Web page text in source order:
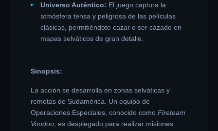
Universo Auténtico: El juego captura la
atmósfera tensa y peligrosa de las películas
clásicas, permitiéndote cazar o ser cazado en
mapas selváticos de gran detalle.
Sinopsis:
La acción se desarrolla en zonas selváticas y
remotas de Sudamérica. Un equipo de
Operaciones Especiales, conocido como Fireteam
Voodoo , es desplegado para realizar misiones